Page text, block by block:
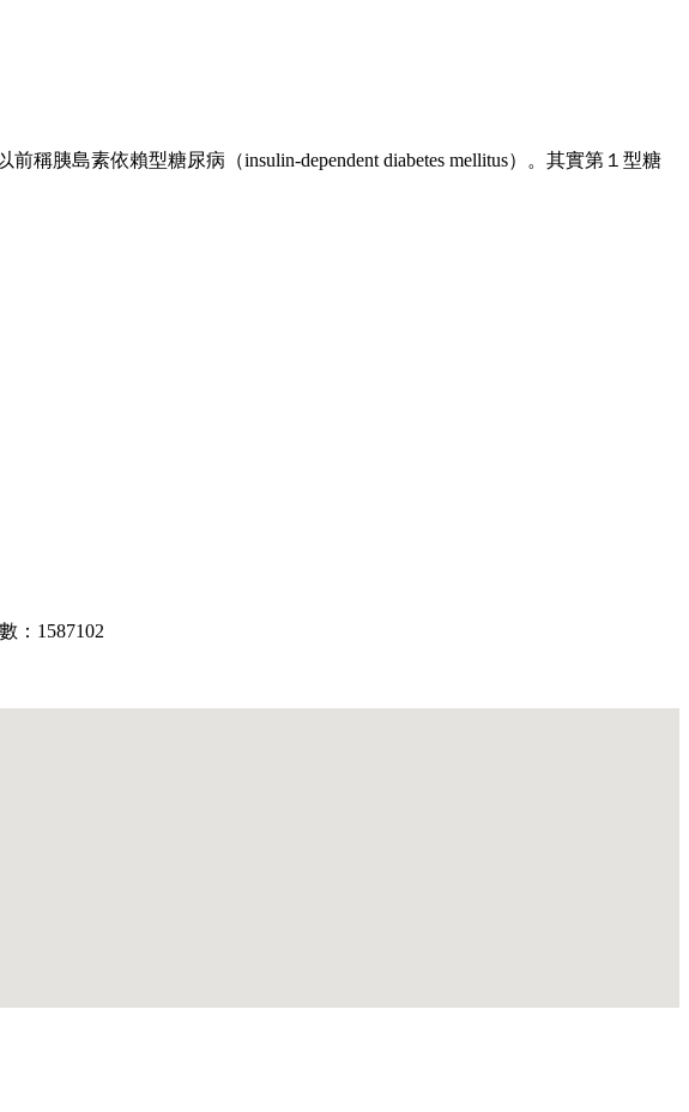
稱胰島素依賴型糖尿病（insulin-dependent diabetes mellitus）。其實第１型糖
1587102